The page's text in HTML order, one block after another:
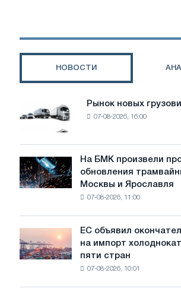
голосование
НОВОСТИ
Рынок
новых
грузовиков
в
июле
Рынок новых
07-08-2026, 16:00
На
БМК
произвели
трамвайных
путей
Москвы
Ярославля
На БМК произвели
обновления
Москвы и Ярославля
07-08-2026, 11:00
объявил
окончательные
ЕС объявил
на импорт
пяти стран
07-08-2026, 10:01